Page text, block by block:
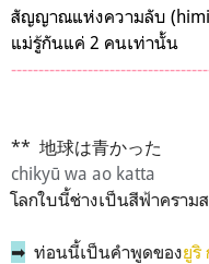
สัญญาณแห่งความลับ
แม่รู้กันแค่ 2 คนเท่านั้น
** 地球は青かった
chikyū wa ao katta
โลกใบนี้ช่างเป็นสีฟ้าคราม
➡ ท่อนนี้เป็นคำพูดของยูริ